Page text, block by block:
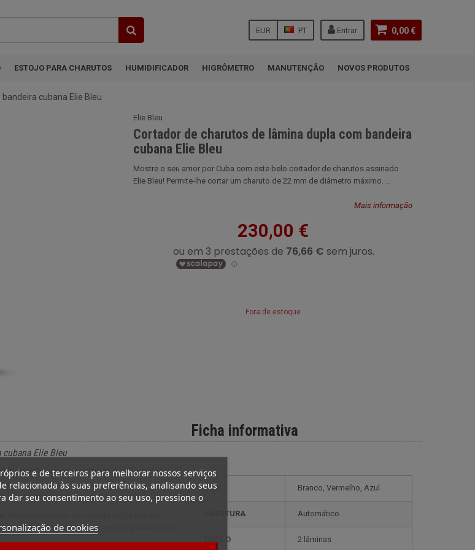
0,00 €
Entrar
PT
EUR
ESTOJO PARA CHARUTOS HUMIDIFICADOR HIGRÔMETRO MANUTENÇÃO NOVOS PRODUTOS
e de terceiros para melhorar nossos serviços
relacionada às suas preferências, analisando seus
dar seu consentimento ao seu uso, pressione o
de cookies
cubana Elie Bleu
Elie Bleu
Cortador de charutos de lâmina dupla com bandeira
cubana Elie Bleu
Mostre o seu amor por Cuba com este belo cortador de charutos assinado
Elie Bleu! Permite-lhe cortar um charuto de 22 mm de diâmetro máximo. ...
Mais informação
230,00 €
Fora de estoque
Ficha informativa
COR Branco, Vermelho, Azul
ABERTURA Automático
ESTILO 2 lâminas
Elie Bleu
Permite-lhe cortar um charuto de 22 mm de
lhe cortar um charuto de 22 mm de
dupla com abertura automática e é decorado